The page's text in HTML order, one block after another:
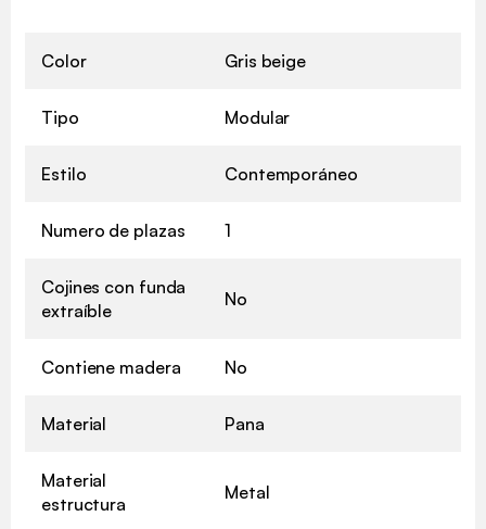
Color Gris beige
Tipo Modular
Estilo Contemporáneo
Numero de plazas 1
Cojines con funda
extraíble
No
Contiene madera No
Material Pana
Material
estructura
Metal